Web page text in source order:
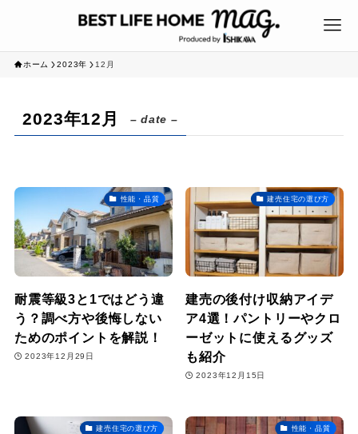
ホーム 2023年 12月
2023年12月 – date –
性能・品質
耐震等級3と1ではどう違
う？調べ方や後悔しない
ためのポイントを解説！
2023年12月29日
建売住宅の選び方
建売の後付け収納アイデ
ア4選！パントリーやクロ
ーゼットに使えるグッズ
も紹介
2023年12月15日
建売住宅の選び方 性能・品質